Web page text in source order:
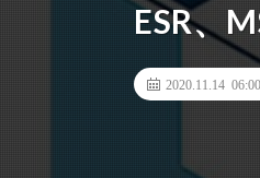
ESR、
2020.11.14